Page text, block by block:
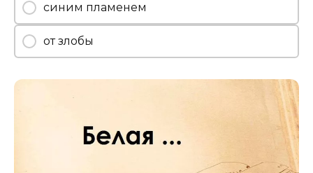
синим пламенем
от злобы